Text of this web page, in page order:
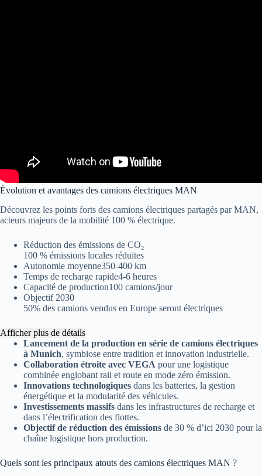
Évolution et avantages des camions électriques MAN
Découvrez les points forts des camions électriques partagés par MAN,
acteurs majeurs de la mobilité 100 % électrique.
Réduction des émissions de CO₂
100 % émissions locales réduites
Autonomie moyenne350-400 km
Temps de recharge rapide4-6 heures
Capacité de production100 camions/jour
Objectif 2030
50% des camions vendus en Europe seront électriques
Afficher plus de détails
Lancement de la production en série de camions électriques
à Munich, symbiose entre tradition et innovation industrielle.
Collaboration étroite avec VEGA pour une logistique
combinée englobant rail et route en mode zéro émission.
Innovations technologiques dans les batteries, la gestion
énergétique et la modularité des véhicules.
Investissements massifs dans les infrastructures de recharge et
dans l’électrification des flottes.
Objectif de réduction des émissions de 30 % d’ici 2030 pour la
chaîne logistique hors production.
Quels sont les principaux atouts des camions électriques MAN ?